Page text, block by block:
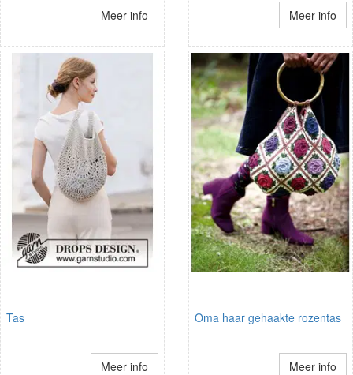
Meer info Meer info
Tas
Meer info
Oma haar gehaakte rozentas
Meer info